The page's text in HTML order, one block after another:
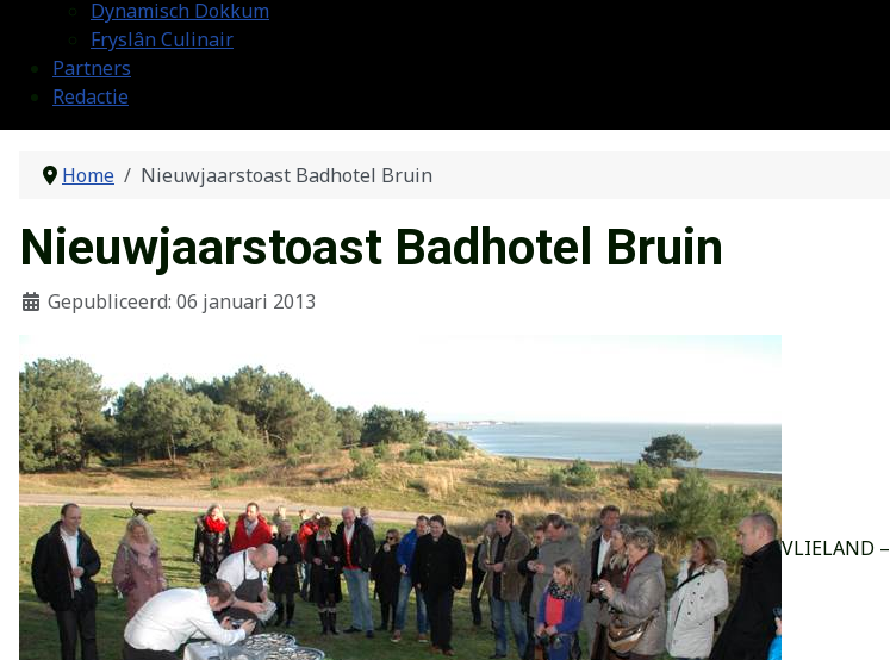
Dynamisch Dokkum
Fryslân Culinair
Partners
Redactie
Home Nieuwjaarstoast Badhotel Bruin
Nieuwjaarstoast Badhotel Bruin
Gepubliceerd: 06 januari 2013
VLIELAND –